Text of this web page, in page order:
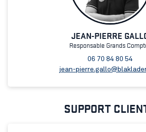
JEAN-PIERRE
Responsable Grands
06 70 84 80 54
jean-
SUPPORT